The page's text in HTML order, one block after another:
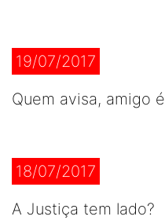
19/07/2017
Quem avisa, amigo é
18/07/2017
A Justiça tem lado?